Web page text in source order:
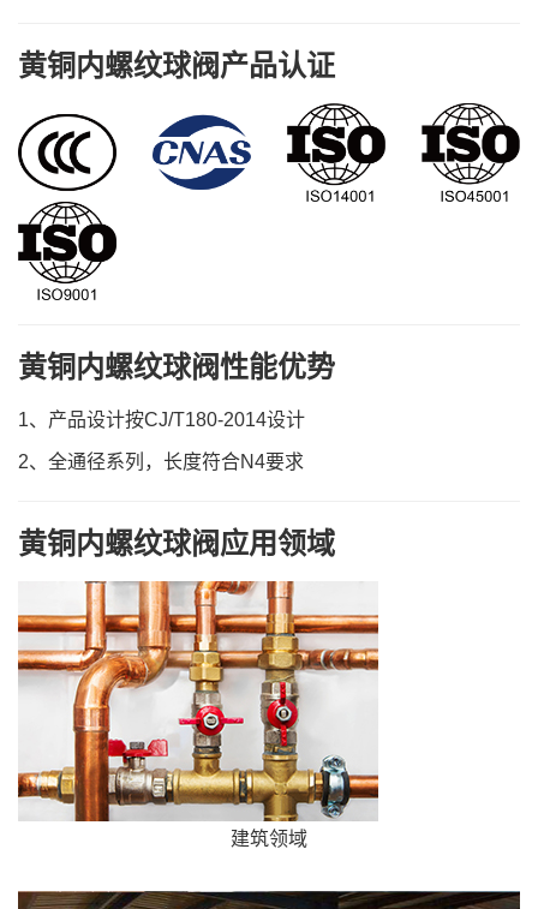
黄铜内螺纹球阀产品认证
黄铜内螺纹球阀性能优势
1、产品设计按CJ/T180-2014设计
2、全通径系列，长度符合N4要求
黄铜内螺纹球阀应用领域
建筑领域